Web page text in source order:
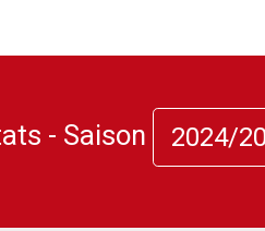
- Saison 2024/